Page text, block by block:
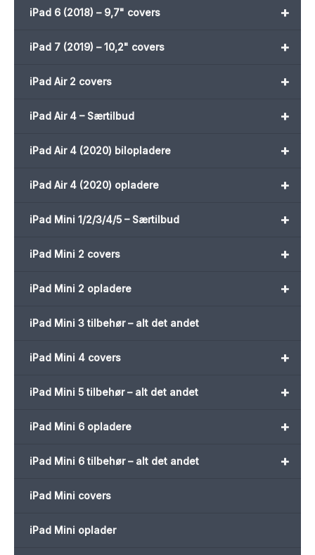
+
iPad 6 (2018) – 9,7" covers
+
iPad 7 (2019) – 10,2" covers
+
iPad Air 2 covers
+
iPad Air 4 – Særtilbud
+
iPad Air 4 (2020) bilopladere
+
iPad Air 4 (2020) opladere
+
iPad Mini 1/2/3/4/5 – Særtilbud
+
iPad Mini 2 covers
+
iPad Mini 2 opladere
iPad Mini 3 tilbehør – alt det andet
+
iPad Mini 4 covers
+
iPad Mini 5 tilbehør – alt det andet
+
iPad Mini 6 opladere
+
iPad Mini 6 tilbehør – alt det andet
iPad Mini covers
iPad Mini oplader